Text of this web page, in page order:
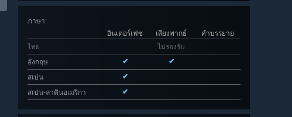
ภาษา:
อินเตอร์เฟซ
เสียงพากย์
คำบรรยาย
ไทย
ไม่รองรับ
อังกฤษ
✔
✔
สเปน
✔
สเปน-ลาตินอเมริกา
✔